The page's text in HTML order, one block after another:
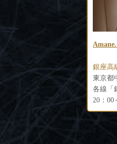
9 銀座誠和ビルB1F
各線「銀座駅」より徒歩5分・各線「新橋駅」より徒歩3分
クラブ
銀座高
東京都
20:00